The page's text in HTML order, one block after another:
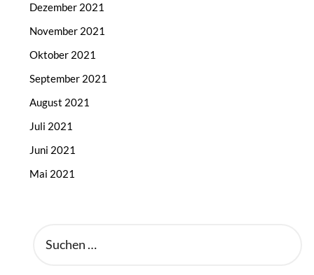
Dezember 2021
November 2021
Oktober 2021
September 2021
August 2021
Juli 2021
Juni 2021
Mai 2021
NACH: